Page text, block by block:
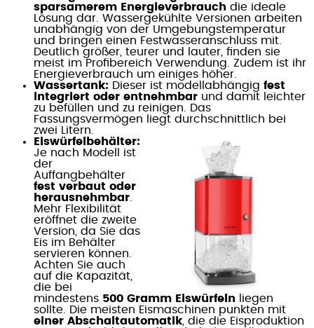
sparsamerem Energieverbrauch die ideale
Lösung dar. Wassergekühlte Versionen arbeiten
unabhängig von der Umgebungstemperatur
und bringen einen Festwasseranschluss mit.
Deutlich größer, teurer und lauter, finden sie
meist im Profibereich Verwendung. Zudem ist ihr
Energieverbrauch um einiges höher.
Wassertank: Dieser ist modellabhängig fest
integriert oder entnehmbar und damit leichter
zu befüllen und zu reinigen. Das
Fassungsvermögen liegt durchschnittlich bei
zwei Litern.
Eiswürfelbehälter:
Je nach Modell ist
der
Auffangbehälter
fest verbaut oder
herausnehmbar
Mehr Flexibilität
eröffnet die zweite
Version, da Sie das
Eis im Behälter
servieren können.
Achten Sie auch
auf die Kapazität,
die bei
mindestens 500 Gramm Eiswürfeln liegen
sollte. Die meisten Eismaschinen punkten mit
einer Abschaltautomatik , die die Eisproduktion